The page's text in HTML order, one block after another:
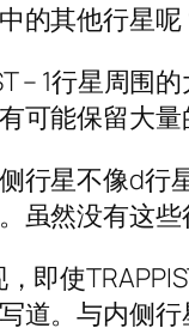
的其他行星呢
– 1行星周
可能保留大
行星不像d行
虽然没有这
，即使
道。与内侧